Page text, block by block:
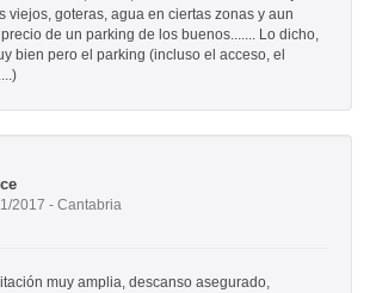
viejos, goteras, agua en ciertas zonas y aun
de un parking de los buenos....... Lo dicho,
bien pero el parking (incluso el acceso, el
2017 - Cantabria
muy amplia, descanso asegurado,